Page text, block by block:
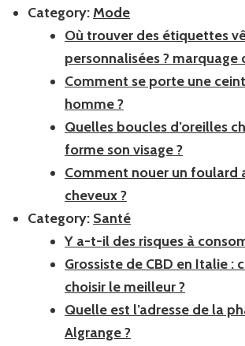
Category:Mode
Où trouver des étiquettes
personnalisées ? marquage
Comment se porte une
homme ?
Quelles boucles d’oreilles
forme son visage ?
Comment nouer un foulard
cheveux ?
Category: Santé
Y a-t-il des risques à
Grossiste de CBD en Italie :
choisir le meilleur ?
Quelle est l’adresse de la
Algrange ?